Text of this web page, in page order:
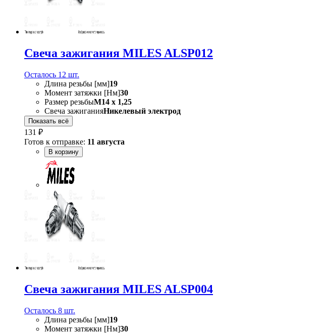
Свеча зажигания MILES ALSP012
Осталось 12 шт.
Длина резьбы [мм]19
Момент затяжки [Нм]30
Размер резьбыM14 x 1,25
Свеча зажиганияНикелевый электрод
Показать всё
131 ₽
Готов к отправке: 11 августа
В корзину
Свеча зажигания MILES ALSP004
Осталось 8 шт.
Длина резьбы [мм]19
Момент затяжки [Нм]30